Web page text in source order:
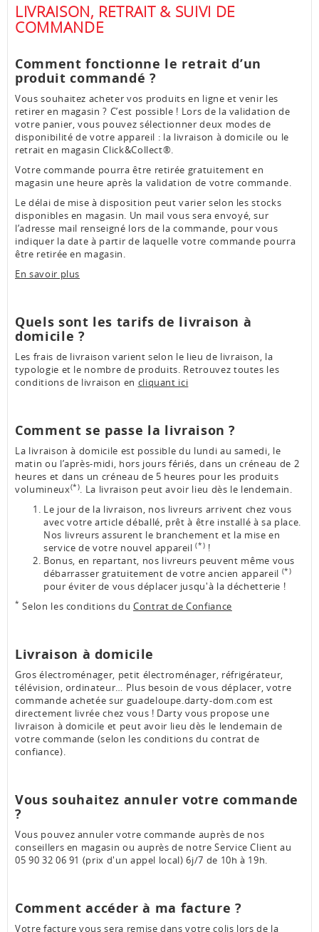
LIVRAISON, RETRAIT & SUIVI DE
COMMANDE
Comment fonctionne le retrait d’un
produit commandé ?
Vous souhaitez acheter vos produits en ligne et venir les
retirer en magasin ? C’est possible ! Lors de la validation de
votre panier, vous pouvez sélectionner deux modes de
disponibilité de votre appareil : la livraison à domicile ou le
retrait en magasin Click&Collect®.
Votre commande pourra être retirée gratuitement en
magasin une heure après la validation de votre commande.
Le délai de mise à disposition peut varier selon les stocks
disponibles en magasin. Un mail vous sera envoyé, sur
l’adresse mail renseigné lors de la commande, pour vous
indiquer la date à partir de laquelle votre commande pourra
être retirée en magasin.
En savoir plus
Quels sont les tarifs de livraison à
domicile ?
Les frais de livraison varient selon le lieu de livraison, la
typologie et le nombre de produits. Retrouvez toutes les
conditions de livraison en cliquant ici
Comment se passe la livraison ?
La livraison à domicile est possible du lundi au samedi, le
matin ou l’après-midi, hors jours fériés, dans un créneau de 2
heures et dans un créneau de 5 heures pour les produits
volumineux(*). La livraison peut avoir lieu dès le lendemain.
Le jour de la livraison, nos livreurs arrivent chez vous
avec votre article déballé, prêt à être installé à sa place.
Nos livreurs assurent le branchement et la mise en
service de votre nouvel appareil(*) !
Bonus, en repartant, nos livreurs peuvent même vous
débarrasser gratuitement de votre ancien appareil (*)
pour éviter de vous déplacer jusqu'à la déchetterie !
* Selon les conditions du Contrat de Confiance
Livraison à domicile
Gros électroménager, petit électroménager, réfrigérateur,
télévision, ordinateur… Plus besoin de vous déplacer, votre
commande achetée sur guadeloupe.darty-dom.com est
directement livrée chez vous ! Darty vous propose une
livraison à domicile et peut avoir lieu dès le lendemain de
votre commande (selon les conditions du contrat de
confiance).
Vous souhaitez annuler votre commande
?
Vous pouvez annuler votre commande auprès de nos
conseillers en magasin ou auprès de notre Service Client au
05 90 32 06 91 (prix d'un appel local) 6j/7 de 10h à 19h.
Comment accéder à ma facture ?
Votre facture vous sera remise dans votre colis lors de la